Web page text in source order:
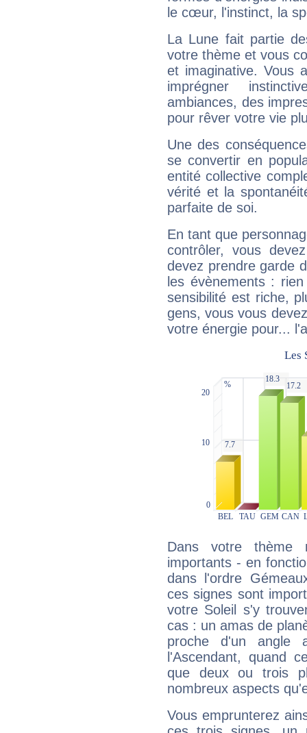
le cœur, l'instinct, la
La Lune fait partie
votre thème et vous
et imaginative. Vous
imprégner
ambiances, des
pour rêver votre vie
Une des
se convertir en
entité collective
vérité et la
parfaite de soi.
En tant que
contrôler, vous
devez prendre garde
les évènements :
sensibilité est riche,
gens, vous vous
votre énergie pour...
Dans votre thème
importants - en
dans l'ordre
ces signes sont
votre Soleil s'y
cas : un amas de
proche d'un
l'Ascendant, quand
que deux ou trois
nombreux aspects
Vous emprunterez